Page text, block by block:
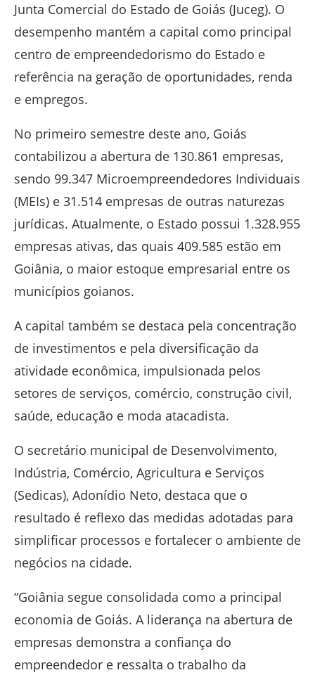
Junta Comercial do Estado de Goiás (Juceg). O
desempenho mantém a capital como principal
centro de empreendedorismo do Estado e
referência na geração de oportunidades, renda
e empregos.
No primeiro semestre deste ano, Goiás
contabilizou a abertura de 130.861 empresas,
sendo 99.347 Microempreendedores Individuais
(MEIs) e 31.514 empresas de outras naturezas
jurídicas. Atualmente, o Estado possui 1.328.955
empresas ativas, das quais 409.585 estão em
Goiânia, o maior estoque empresarial entre os
municípios goianos.
A capital também se destaca pela concentração
de investimentos e pela diversificação da
atividade econômica, impulsionada pelos
setores de serviços, comércio, construção civil,
saúde, educação e moda atacadista.
O secretário municipal de Desenvolvimento,
Indústria, Comércio, Agricultura e Serviços
(Sedicas), Adonídio Neto, destaca que o
resultado é reflexo das medidas adotadas para
simplificar processos e fortalecer o ambiente de
negócios na cidade.
“Goiânia segue consolidada como a principal
economia de Goiás. A liderança na abertura de
empresas demonstra a confiança do
empreendedor e ressalta o trabalho da